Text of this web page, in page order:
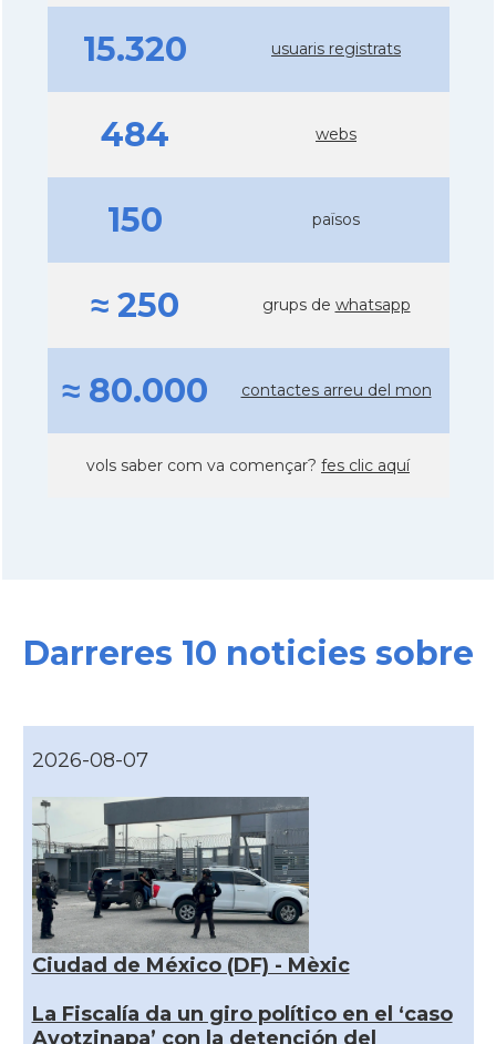
15.320 usuaris registrats
484 webs
150 països
≈ 250 grups de whatsapp
≈ 80.000 contactes arreu del mon
vols saber com va començar? fes clic aquí
Darreres 10 noticies sobre
2026-08-07
Ciudad de México (DF) - Mèxic
La Fiscalía da un giro político en el ‘caso
Ayotzinapa’ con la detención del